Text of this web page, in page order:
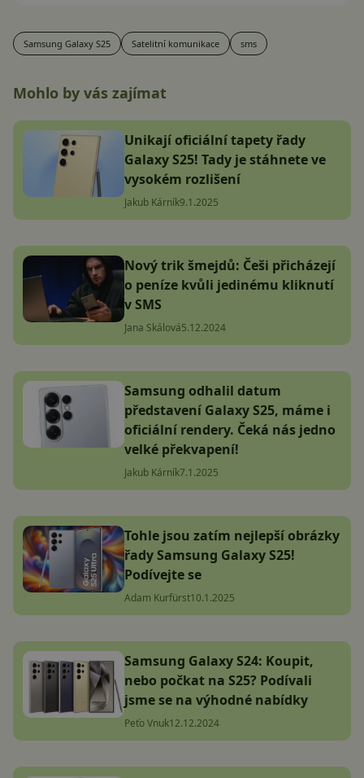
Samsung Galaxy S25 Satelitní komunikace sms
Mohlo by vás zajímat
Unikají oficiální tapety řady
Galaxy S25! Tady je stáhnete ve
vysokém rozlišení
Jakub Kárník9.1.2025
Nový trik šmejdů: Češi přicházejí
o peníze kvůli jedinému kliknutí
v SMS
Jana Skálová5.12.2024
Samsung odhalil datum
představení Galaxy S25, máme i
oficiální rendery. Čeká nás jedno
velké překvapení!
Jakub Kárník7.1.2025
Tohle jsou zatím nejlepší obrázky
řady Samsung Galaxy S25!
Podívejte se
Adam Kurfürst10.1.2025
Samsung Galaxy S24: Koupit,
nebo počkat na S25? Podívali
jsme se na výhodné nabídky
Peťo Vnuk12.12.2024